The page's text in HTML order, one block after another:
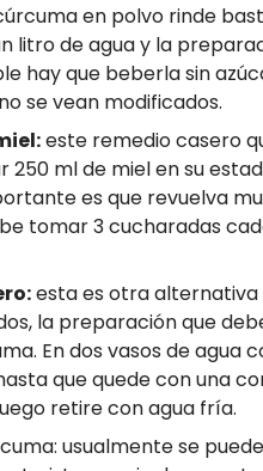
en polvo rinde
litro de agua y la
hay que beberla sin
se vean modificados.
este remedio casero
250 ml de miel en su
es que revuelva
tomar 3 cucharadas
esta es otra alternativa
la preparación que
En dos vasos de agua
que quede con una
retire con agua fría.
usualmente se